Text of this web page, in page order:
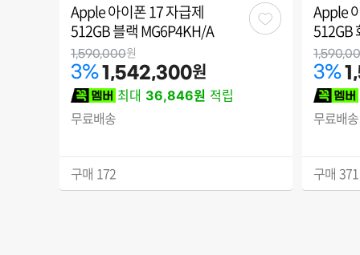
Apple 아이폰 17 자급제
512GB 블랙 MG6P4KH/A
1,590,000원
3%1,542,300원
최대 36,846원 적립
무료배송
구매 172
관
Apple
512GB
3%
무료배송
구매 371